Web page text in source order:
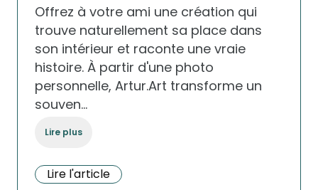
Offrez à votre ami une création qui
trouve naturellement sa place dans
son intérieur et raconte une vraie
histoire. À partir d'une photo
personnelle, Artur.Art transforme un
souven…
Lire plus
Lire l'article